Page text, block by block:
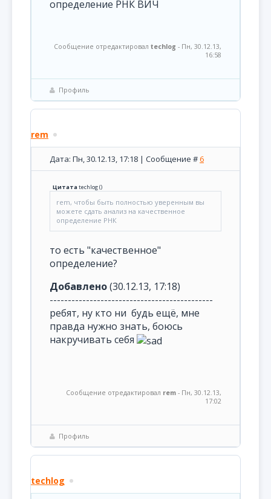
определение РНК ВИЧ
Сообщение отредактировал techlog - Пн, 30.12.13,
16:58
Профиль
rem
Дата: Пн, 30.12.13, 17:18 | Сообщение #6
Цитатаtechlog()
rem, чтобы быть полностью уверенным вы
можете сдать анализ на качественное
определение РНК
то есть "качественное"
определение?
Добавлено(30.12.13, 17:18)
---------------------------------------------
ребят, ну кто ни будь ещё, мне
правда нужно знать, боюсь
накручивать себя
Сообщение отредактировал rem - Пн, 30.12.13,
17:02
Профиль
techlog